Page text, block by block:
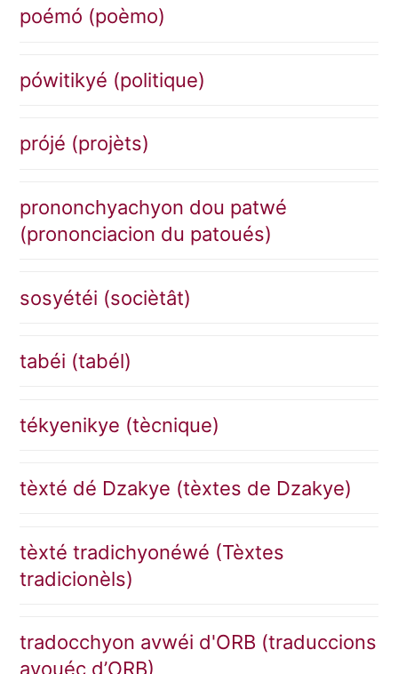
poémó (poèmo)
pówitikyé (politique)
prójé (projèts)
prononchyachyon dou patwé
(prononciacion du patoués)
sosyétéi (sociètât)
tabéi (tabél)
tékyenikye (tècnique)
tèxté dé Dzakye (tèxtes de Dzakye)
tèxté tradichyonéwé (Tèxtes
tradicionèls)
tradocchyon avwéi d'ORB (traduccions
avouéc d’ORB)